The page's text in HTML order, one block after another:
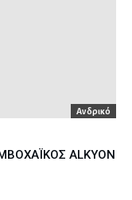
Ανδρικό
ALKYON